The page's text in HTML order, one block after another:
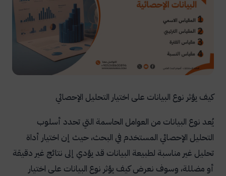
كيف يؤثر نوع البيانات على اختيار التحليل الإحصائي
يُعد نوع البيانات من العوامل الحاسمة التي تحدد أسلوب
التحليل الإحصائي المستخدم في البحث، حيث إن اختيار أداة
تحليل غير مناسبة لطبيعة البيانات قد يؤدي إلى نتائج غير دقيقة
أو مضللة، وسوف نعرض كيف يؤثر نوع البيانات على اختيار